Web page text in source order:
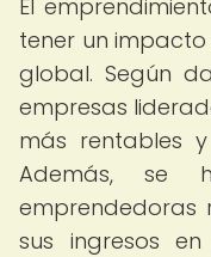
El
tener un
global. Según
empresas
más rentables
Además, se
emprendedoras
sus ingresos